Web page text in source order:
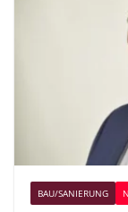
BAU/SANIERUNG